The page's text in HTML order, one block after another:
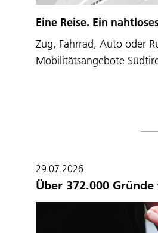
Eine Reise. Ein
Zug, Fahrrad, Auto oder
Mobilitätsangebote
29.07.2026
Über 372.000